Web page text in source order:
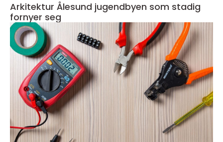
Arkitektur Ålesund jugendbyen som stadig
fornyer seg